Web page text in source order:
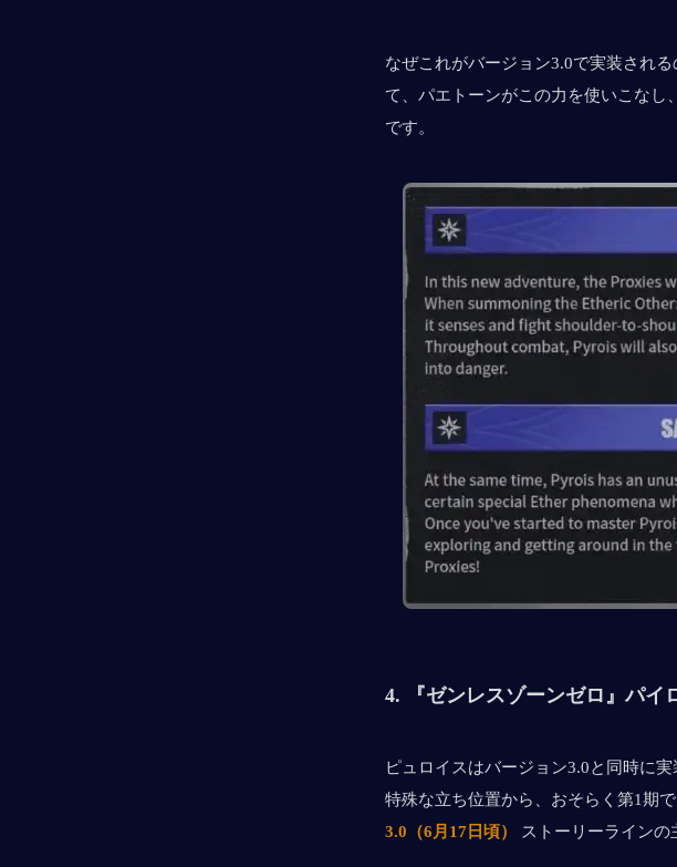
なぜこれがバージョン3.0で実装され
て、パエトーンがこの力を使いこなし
です。
4. 『ゼンレスゾーンゼロ』パイ
ピュロイスはバージョン3.0と同時に
特殊な立ち位置から、おそらく第1期
3.0（6月17日頃）
ストーリーラインの